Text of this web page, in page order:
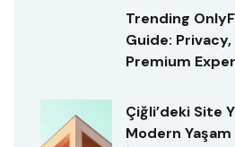
Trending
Guide:
Premium
Çiğli’deki Site
Modern Yaşam